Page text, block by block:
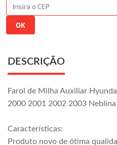
DESCRIÇÃO
Farol de Milha Auxiliar
2000 2001 2002 2003 Neblina
Características:
Produto novo de ótima